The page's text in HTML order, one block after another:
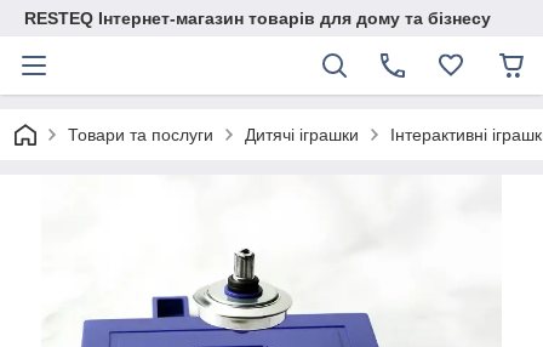
RESTEQ Інтернет-магазин товарів для дому та бізнесу
Товари та послуги Дитячі іграшки Інтерактивні